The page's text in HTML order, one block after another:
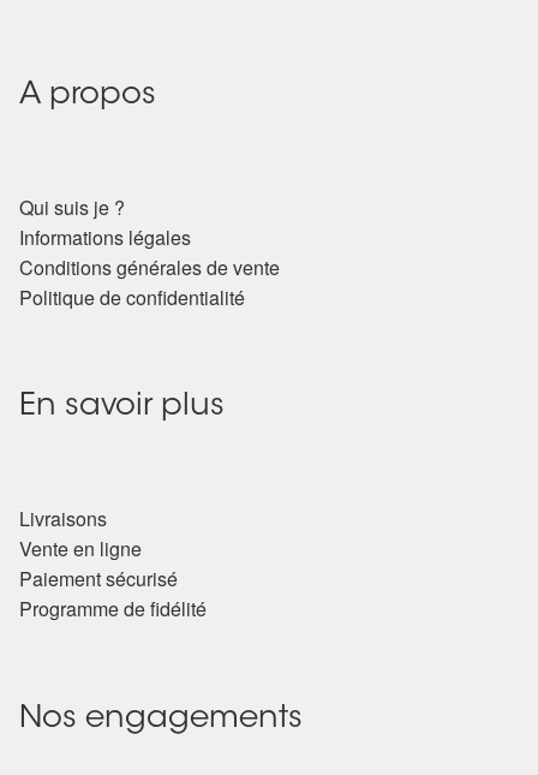
A propos
Qui suis je ?
Informations légales
Conditions générales de vente
Politique de confidentialité
En savoir plus
Livraisons
Vente en ligne
Paiement sécurisé
Programme de fidélité
Nos engagements